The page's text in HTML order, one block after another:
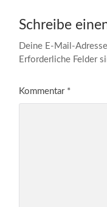
Schreibe
Deine E-Mail-
Erforderliche Felder
Kommentar *